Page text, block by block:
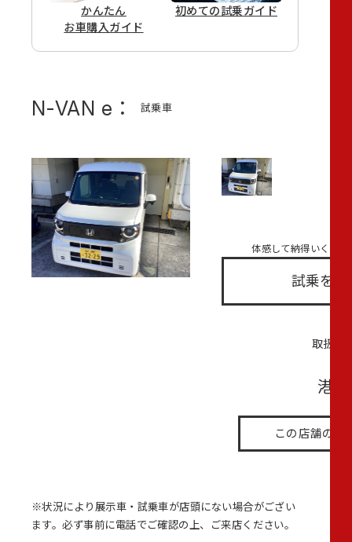
かんたん
お車購入ガイド
初めての試乗ガイド
N-VAN e： 試乗車
体感して納得いくク
試乗を
取扱店
港店
この店舗の情
※状況により展示車・試乗車が店頭にない場合がござい
ます。必ず事前に電話でご確認の上、ご来店ください。